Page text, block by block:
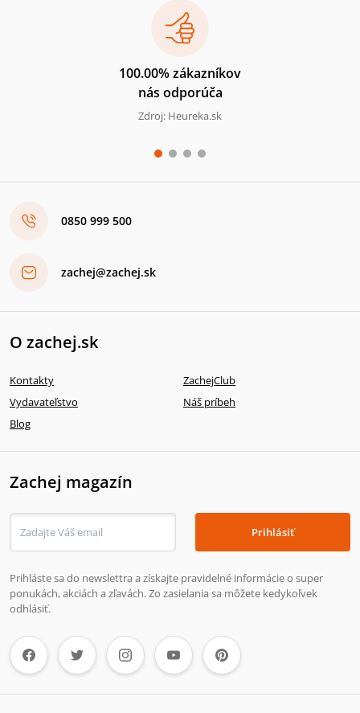
100.00% zákazníkov
nás odporúča
Zdroj: Heureka.sk
0850 999 500
zachej@zachej.sk
O zachej.sk
Kontakty
ZachejClub
Vydavateľstvo
Náš príbeh
Blog
Zachej magazín
Prihlásiť
Prihláste sa do newslettra a získajte pravidelné informácie o super
ponukách, akciách a zľavách. Zo zasielania sa môžete kedykoľvek
odhlásiť.